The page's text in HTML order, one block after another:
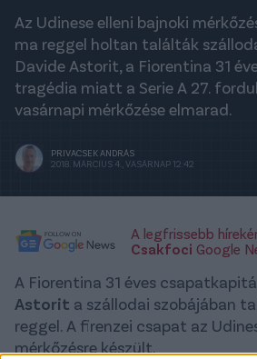
Az Udinese elleni bajnoki
ma reggel holtan találták
Davide Astorit, a Fiorentina 31
tragédia miatt a Serie A 27.
vasárnapi mérkőzése elmarad.
PRIVACSEK ANDRÁS
2018. MÁRCIUS 4., VASÁRNAP 12:42
A legfrissebb
Csakfoci Google
A Fiorentina 31 éves
Astorit a szállodai szobájában
reggel. A firenzei csapat az
mérkőzésre készült.